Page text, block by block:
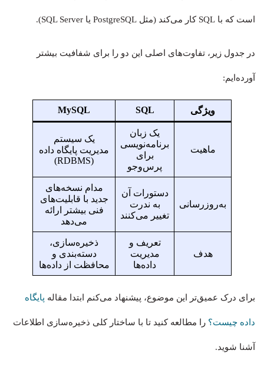
است که با SQL کار می‌کند (مثل PostgreSQL یا SQL Server).
در جدول زیر، تفاوت‌های اصلی این دو را برای شفافیت بیشتر
آورده‌ایم:
ویژگی SQL
MySQL
ماهیت
یک زبان
برنامه‌نویسی
برای
پرس‌وجو
یک سیستم
مدیریت پایگاه داده
(RDBMS)
به‌روزرسانی
دستورات آن
به ندرت
تغییر می‌کنند
مدام نسخه‌های
جدید با قابلیت‌های
فنی بیشتر ارائه
می‌دهد
هدف
تعریف و
مدیریت
داده‌ها
ذخیره‌سازی،
دسته‌بندی و
محافظت از داده‌ها
برای درک عمیق‌تر این موضوع، پیشنهاد می‌کنم ابتدا مقاله پایگاه
داده چیست؟ را مطالعه کنید تا با ساختار کلی ذخیره‌سازی اطلاعات
آشنا شوید.